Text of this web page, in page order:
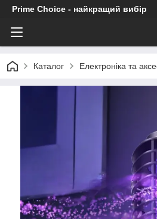
Prime Choice - найкращий вибір
Каталог Електроніка та